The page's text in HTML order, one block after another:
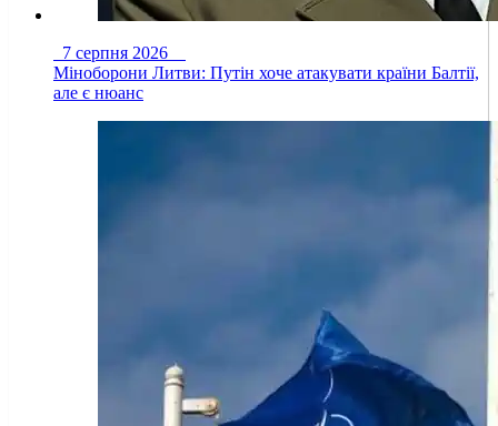
7 серпня 2026
Міноборони Литви: Путін хоче атакувати країни Балтії,
але є нюанс